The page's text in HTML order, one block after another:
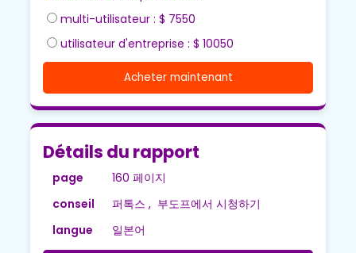
multi-utilisateur : $ 7550
utilisateur d'entreprise : $ 10050
Acheter maintenant
Détails du rapport
page
160 페이지
conseil
퍼톡스 , 부도프에서 시청하기
langue
일본어